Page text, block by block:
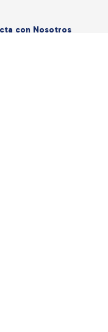
con Nosotros